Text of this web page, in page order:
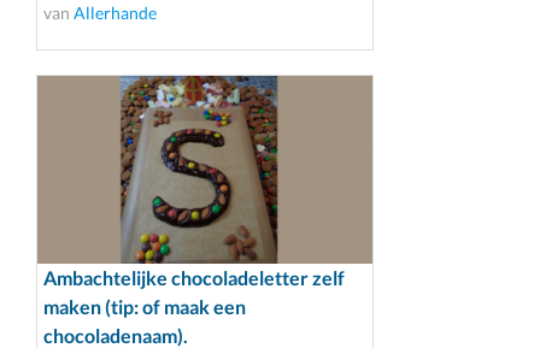
van Allerhande
Ambachtelijke chocoladeletter zelf
maken (tip: of maak een
chocoladenaam).